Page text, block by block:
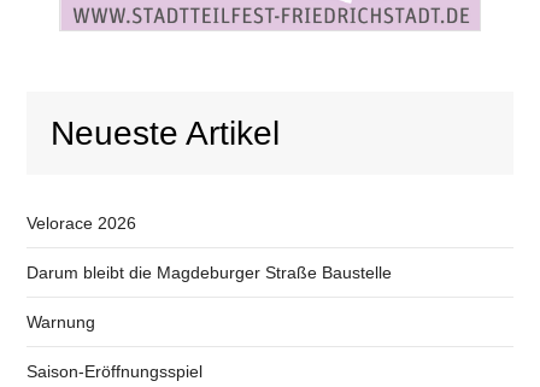
Neueste Artikel
Velorace 2026
Darum bleibt die Magdeburger Straße Baustelle
Warnung
Saison-Eröffnungsspiel